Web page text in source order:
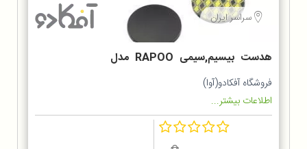
سراسر ایران
هدست بیسیم,سیمی RAPOO مدل
S100
فروشگاه آفکادو(آوا)
اطلاعات بیشتر...